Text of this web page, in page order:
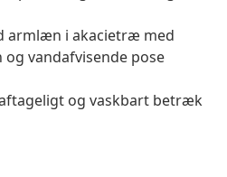
armlæn i akacietræ med
vandafvisende pose
og vaskbart betræk